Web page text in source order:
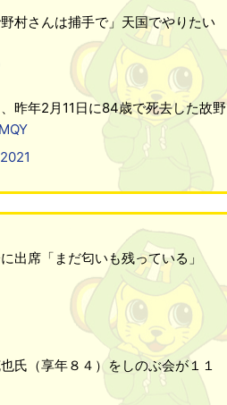
村さんは捕手で」天国でやりたい
昨年2月11日に84歳で死去した故野
席「まだ匂いも残っている」
氏（享年８４）をしのぶ会が１１